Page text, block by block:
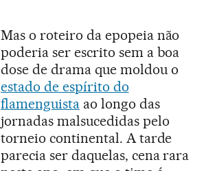
Mas o roteiro da epopeia não
poderia ser escrito sem a boa
dose de drama que moldou o
estado de espírito do
flamenguistaao longo das
jornadas malsucedidas pelo
torneio continental. A tarde
parecia ser daquelas, cena rara